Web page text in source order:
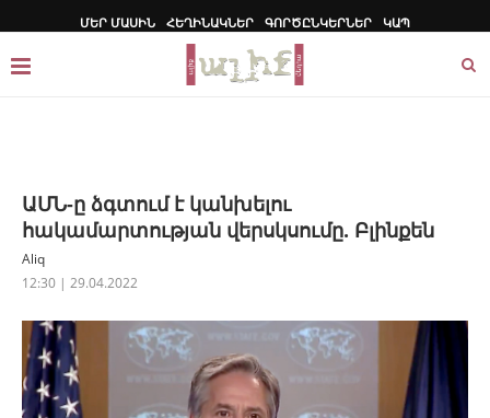
ՄԵՐ ՄԱՍԻՆ ՀԵՂԻՆԱԿՆԵՐ ԳՈՐԾԸՆԿԵՐՆԵՐ ԿԱՊ
ԱՄՆ-ը ձգտում է կանխելու
հակամարտության վերսկսումը. Բլինքեն
Aliq
12:30 | 29.04.2022